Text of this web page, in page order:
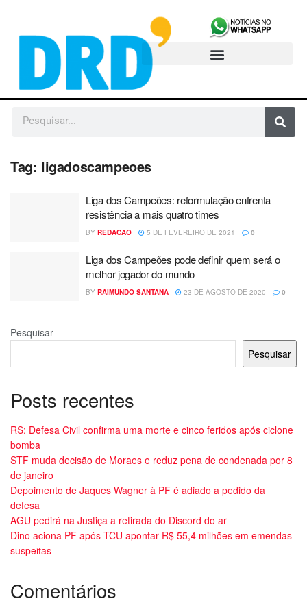
Tag: ligadoscampeoes
Liga dos Campeões: reformulação enfrenta
resistência a mais quatro times
BY REDACAO 5 DE FEVEREIRO DE 2021 0
Liga dos Campeões pode definir quem será o
melhor jogador do mundo
BY RAIMUNDO SANTANA 23 DE AGOSTO DE 2020 0
Pesquisar
Pesquisar
Posts recentes
RS: Defesa Civil confirma uma morte e cinco feridos após ciclone
bomba
STF muda decisão de Moraes e reduz pena de condenada por 8
de janeiro
Depoimento de Jaques Wagner à PF é adiado a pedido da
defesa
AGU pedirá na Justiça a retirada do Discord do ar
Dino aciona PF após TCU apontar R$ 55,4 milhões em emendas
suspeitas
Comentários